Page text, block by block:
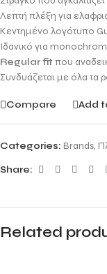
Λεπτή πλέξη για
Κεντημένο λογότυπο
Ιδανικό για
Regular fitπου
Συνδυάζεται με όλα τα
Compare Add
Categories: Brands,
Share:
Related